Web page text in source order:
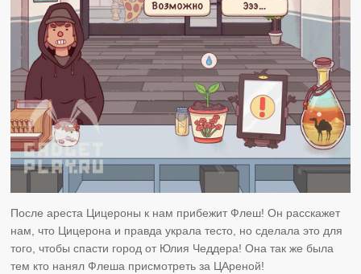
После ареста Цицероны к нам прибежит Флеш! Он расскажет
нам, что Цицерона и правда украла тесто, но сделала это для
того, чтобы спасти город от Юлия Чеддера! Она так же была
тем кто нанял Флеша присмотреть за ЦАреной!